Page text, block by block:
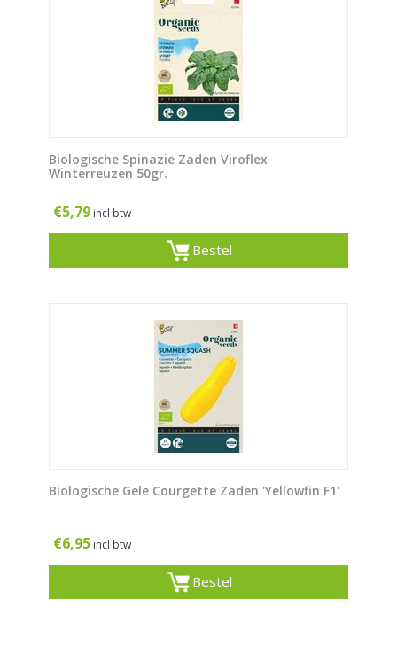
Biologische Spinazie Zaden Viroflex
Winterreuzen 50gr.
€5,79 incl btw
Bestel
Biologische Gele Courgette Zaden 'Yellowfin F1'
€6,95 incl btw
Bestel